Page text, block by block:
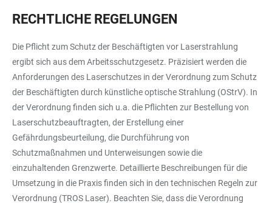
RECHTLICHE REGELUNGEN
Die Pflicht zum Schutz der Beschäftigten vor Laserstrahlung
ergibt sich aus dem Arbeitsschutzgesetz. Präzisiert werden die
Anforderungen des Laserschutzes in der Verordnung zum Schutz
der Beschäftigten durch künstliche optische Strahlung (OStrV). In
der Verordnung finden sich u.a. die Pflichten zur Bestellung von
Laserschutzbeauftragten, der Erstellung einer
Gefährdungsbeurteilung, die Durchführung von
Schutzmaßnahmen und Unterweisungen sowie die
einzuhaltenden Grenzwerte. Detaillierte Beschreibungen für die
Umsetzung in die Praxis finden sich in den technischen Regeln zur
Verordnung (TROS Laser). Beachten Sie, dass die Verordnung